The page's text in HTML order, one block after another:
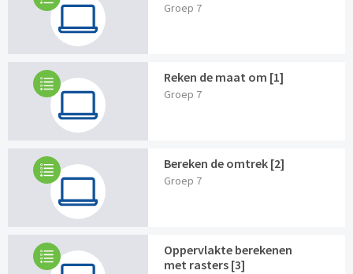
Groep 7
Reken de maat om [1]
Groep 7
Bereken de omtrek [2]
Groep 7
Oppervlakte berekenen
met rasters [3]